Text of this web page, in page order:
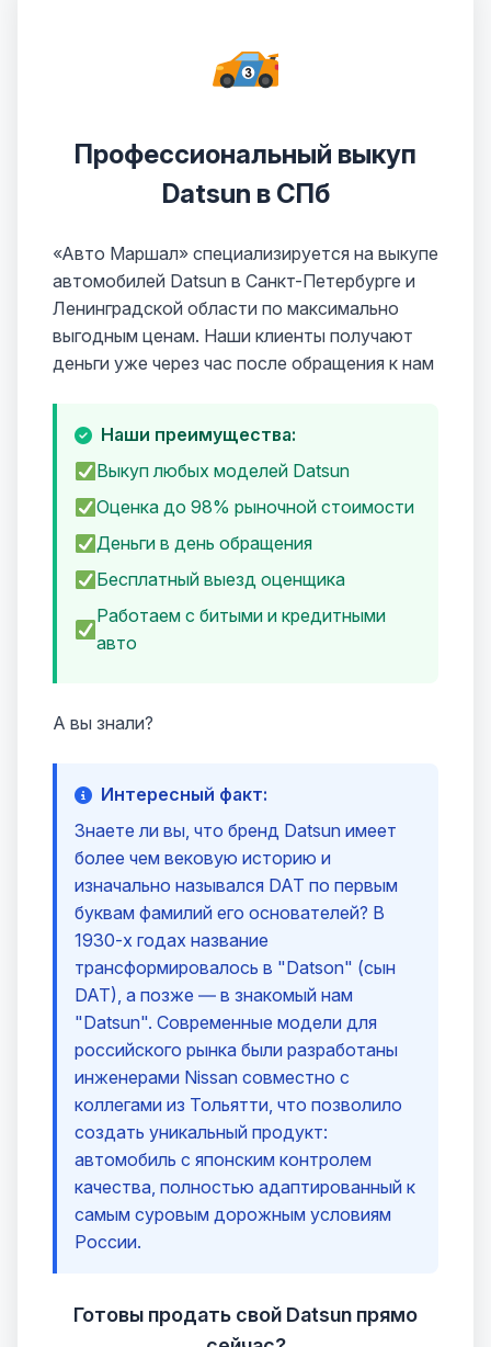
Профессиональный выкуп
Datsun в СПб
«Авто Маршал» специализируется на выкупе
автомобилей Datsun в Санкт-Петербурге и
Ленинградской области по максимально
выгодным ценам. Наши клиенты получают
деньги уже через час после обращения к нам
Наши преимущества:
Выкуп любых моделей Datsun
Оценка до 98% рыночной стоимости
Деньги в день обращения
Бесплатный выезд оценщика
Работаем с битыми и кредитными
авто
А вы знали?
Интересный факт:
Знаете ли вы, что бренд Datsun имеет
более чем вековую историю и
изначально назывался DAT по первым
буквам фамилий его основателей? В
1930-х годах название
трансформировалось в "Datson" (сын
DAT), а позже — в знакомый нам
"Datsun". Современные модели для
российского рынка были разработаны
инженерами Nissan совместно с
коллегами из Тольятти, что позволило
создать уникальный продукт:
автомобиль с японским контролем
качества, полностью адаптированный к
самым суровым дорожным условиям
России.
Готовы продать свой Datsun прямо